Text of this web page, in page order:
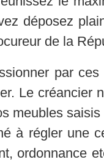
déposez
de la
par
Le créancier
meubles
à régler une
ordonnance